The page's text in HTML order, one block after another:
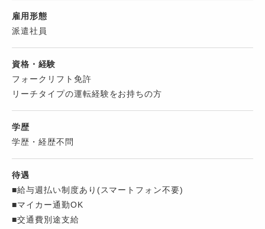
雇用形態
派遣社員
資格・経験
フォークリフト免許
リーチタイプの運転経験をお持ちの方
学歴
学歴・経歴不問
待遇
■給与週払い制度あり(スマートフォン不要)
■マイカー通勤OK
■交通費別途支給